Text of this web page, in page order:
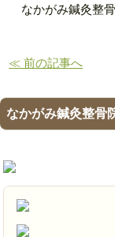
なかがみ鍼灸整
≪ 前の記事へ
なかがみ鍼灸整骨